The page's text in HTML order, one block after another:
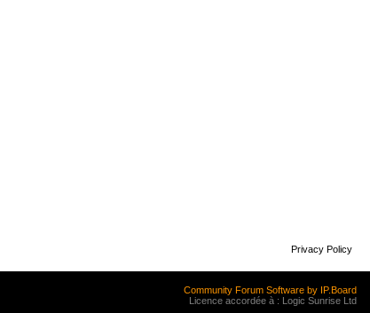
Privacy Policy
Community Forum Software by IP.Board
Licence accordée à : Logic Sunrise Ltd